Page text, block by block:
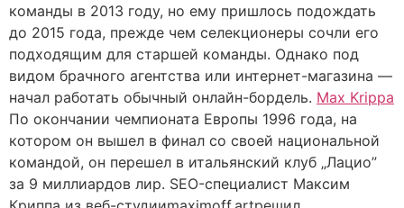
команды в 2013 году, но ему пришлось подождать
до 2015 года, прежде чем селекционеры сочли его
подходящим для старшей команды. Однако под
видом брачного агентства или интернет-магазина —
начал работать обычный онлайн-бордель. Max Krippa
По окончании чемпионата Европы 1996 года, на
котором он вышел в финал со своей национальной
командой, он перешел в итальянский клуб „Лацио”
за 9 миллиардов лир. SEO-специалист Максим